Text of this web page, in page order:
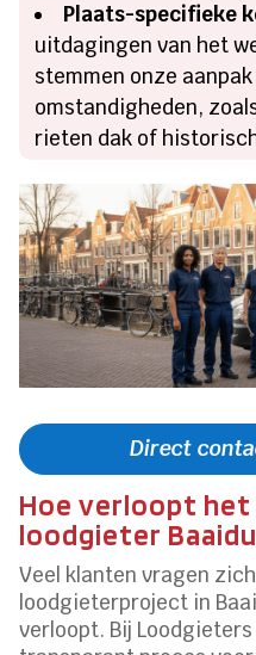
Plaats-specifieke
uitdagingen van het
stemmen onze
omstandigheden,
rieten dak of
Direct
Hoe verloopt
loodgieter
Veel klanten vragen
loodgieterproject in
verloopt. Bij